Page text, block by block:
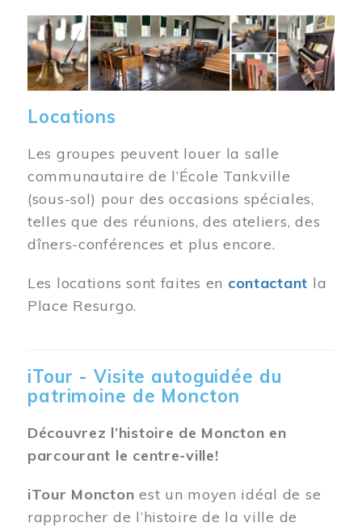
Image
Locations
Les groupes peuvent louer la salle
communautaire de l’École Tankville
(sous-sol) pour des occasions spéciales,
telles que des réunions, des ateliers, des
dîners-conférences et plus encore.
Les locations sont faites en contactant la
Place Resurgo.
iTour - Visite autoguidée du
patrimoine de Moncton
Découvrez l’histoire de Moncton en
parcourant le centre-ville!
iTour Moncton est un moyen idéal de se
rapprocher de l’histoire de la ville de